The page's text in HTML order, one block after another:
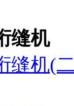
缝机
缝机(